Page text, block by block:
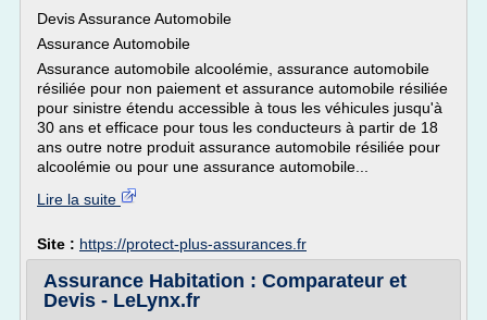
Devis Assurance Automobile
Assurance Automobile
Assurance automobile alcoolémie, assurance automobile
résiliée pour non paiement et assurance automobile résiliée
pour sinistre étendu accessible à tous les véhicules jusqu'à
30 ans et efficace pour tous les conducteurs à partir de 18
ans outre notre produit assurance automobile résiliée pour
alcoolémie ou pour une assurance automobile...
Lire la suite
Site : https://protect-plus-assurances.fr
Assurance Habitation : Comparateur et
Devis - LeLynx.fr